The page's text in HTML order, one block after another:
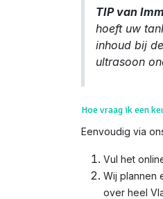
TIP van
hoeft uw
inhoud bij
ultrasoon
Hoe vraag ik een
Eenvoudig via
Vul het
Wij plannen
over heel